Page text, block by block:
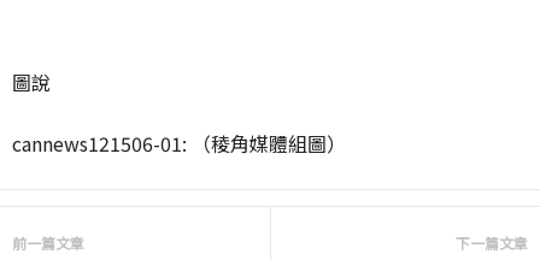
圖說
cannews121506-01: （稜角媒體組圖）
前一篇文章 下一篇文章